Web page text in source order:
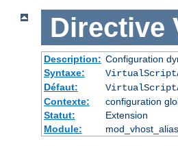
Directive
Description: Configuration
Syntaxe:
Défaut:
Contexte:
configuration
Statut:
Extension
Module:
mod_vhost_alias